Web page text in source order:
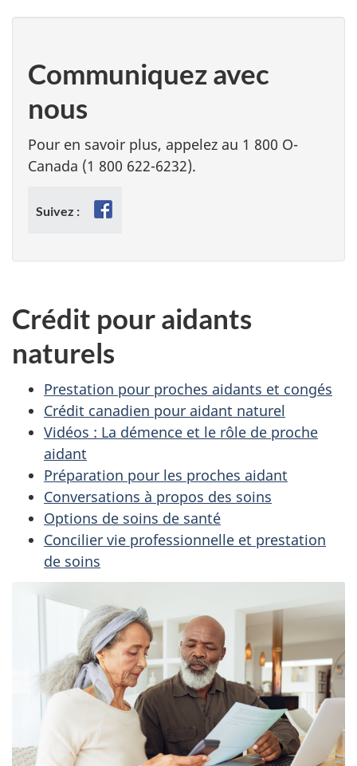
Communiquez avec
nous
Pour en savoir plus, appelez au 1 800 O-
Canada (1 800 622-6232).
Suivez : Facebook
Crédit pour aidants
naturels
Prestation pour proches aidants et congés
Crédit canadien pour aidant naturel
Vidéos : La démence et le rôle de proche
aidant
Préparation pour les proches aidant
Conversations à propos des soins
Options de soins de santé
Concilier vie professionnelle et prestation
de soins